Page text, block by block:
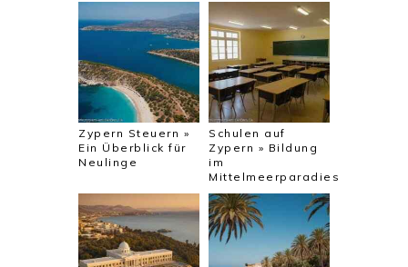
Zypern Steuern »
Ein Überblick für
Neulinge
Schulen auf
Zypern » Bildung
im
Mittelmeerparadies